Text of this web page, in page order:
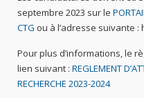
septembre 2023 sur le
CTG ou à l’adresse suivante
Pour plus d’informations, le
lien suivant :REGLEMENT
RECHERCHE 2023-2024